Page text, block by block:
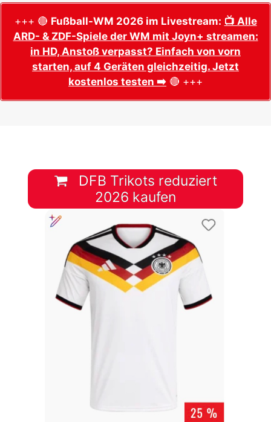
+++ 🔴 Fußball-WM 2026 im Livestream: 📺 Alle
ARD- & ZDF-Spiele der WM mit Joyn+ streamen:
in HD, Anstoß verpasst? Einfach von vorn
starten, auf 4 Geräten gleichzeitig. Jetzt
kostenlos testen ➡️ 🔴 +++
DFB Trikots reduziert
2026 kaufen